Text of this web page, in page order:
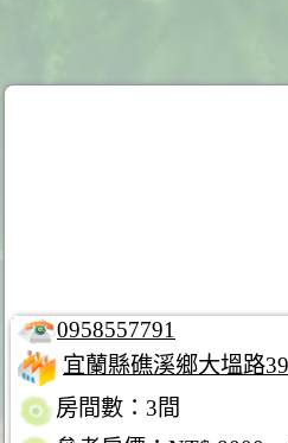
0958557791
宜蘭縣礁溪鄉大塭路
房間數：3間